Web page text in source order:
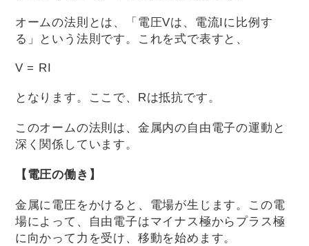
オームの法則とは、「電圧Vは、電流Iに比例す
る」という法則です。これを式で表すと、
V = RI
となります。ここで、Rは抵抗です。
このオームの法則は、金属内の自由電子の運動と
深く関係しています。
【電圧の働き】
金属に電圧をかけると、電場が生じます。この電
場によって、自由電子はマイナス極からプラス極
に向かって力を受け、移動を始めます。